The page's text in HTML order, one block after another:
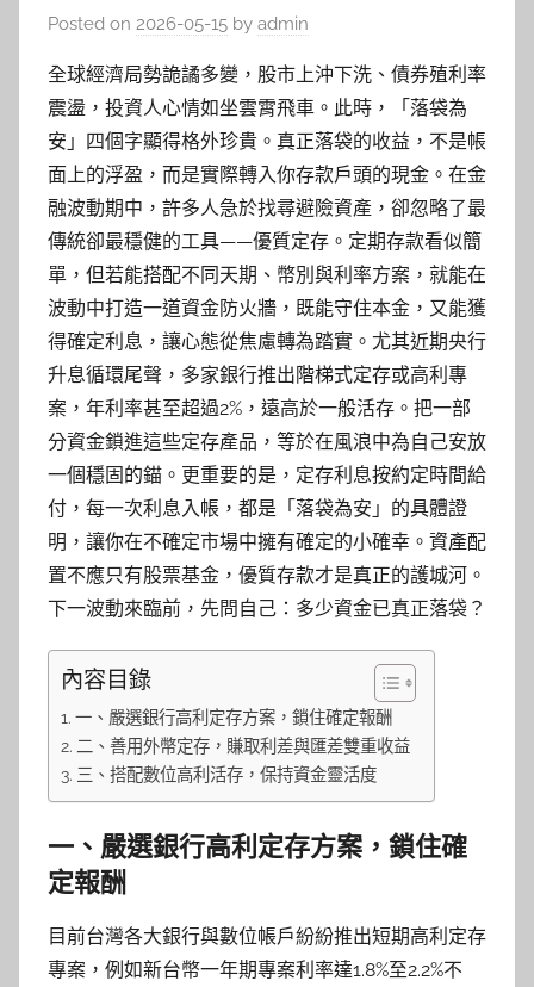
Posted on 2026-05-15 by admin
全球經濟局勢詭譎多變，股市上沖下洗、債券殖利率
震盪，投資人心情如坐雲霄飛車。此時，「落袋為
安」四個字顯得格外珍貴。真正落袋的收益，不是帳
面上的浮盈，而是實際轉入你存款戶頭的現金。在金
融波動期中，許多人急於找尋避險資產，卻忽略了最
傳統卻最穩健的工具——優質定存。定期存款看似簡
單，但若能搭配不同天期、幣別與利率方案，就能在
波動中打造一道資金防火牆，既能守住本金，又能獲
得確定利息，讓心態從焦慮轉為踏實。尤其近期央行
升息循環尾聲，多家銀行推出階梯式定存或高利專
案，年利率甚至超過2%，遠高於一般活存。把一部
分資金鎖進這些定存產品，等於在風浪中為自己安放
一個穩固的錨。更重要的是，定存利息按約定時間給
付，每一次利息入帳，都是「落袋為安」的具體證
明，讓你在不確定市場中擁有確定的小確幸。資產配
置不應只有股票基金，優質存款才是真正的護城河。
下一波動來臨前，先問自己：多少資金已真正落袋？
內容目錄
一、嚴選銀行高利定存方案，鎖住確定報酬
二、善用外幣定存，賺取利差與匯差雙重收益
三、搭配數位高利活存，保持資金靈活度
一、嚴選銀行高利定存方案，鎖住確
定報酬
目前台灣各大銀行與數位帳戶紛紛推出短期高利定存
專案，例如新台幣一年期專案利率達1.8%至2.2%不